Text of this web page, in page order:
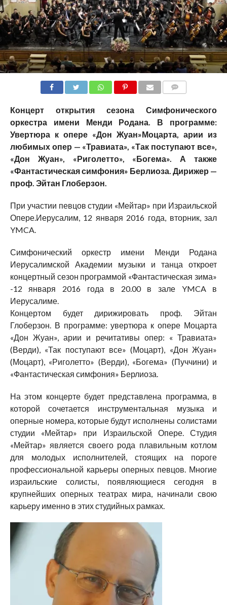
Концерт открытия сезона Симфонического
оркестра имени Менди Родана. В программе:
Увертюра к опере «Дон Жуан»Моцарта, арии из
любимых опер — «Травиата», «Так поступают все»,
«Дон Жуан», «Риголетто», «Богема». А также
«Фантастическая симфония» Берлиоза. Дирижер —
проф. Эйтан Глоберзон.
При участии певцов студии «Мейтар» при Израильской
Опере.Иерусалим, 12 января 2016 года, вторник, зал
YMCA.
Симфонический оркестр имени Менди Родана
Иерусалимской Академии музыки и танца откроет
концертный сезон программой «Фантастическая зима»
-12 января 2016 года в 20.00 в зале YMCA в
Иерусалиме.
Концертом будет дирижировать проф. Эйтан
Глоберзон. В программе: увертюра к опере Моцарта
«Дон Жуан», арии и речитативы опер: « Травиата»
(Верди), «Так поступают все» (Моцарт), «Дон Жуан»
(Моцарт), «Риголетто» (Верди), «Богема» (Пуччини) и
«Фантастическая симфония» Берлиоза.
На этом концерте будет представлена программа, в
которой сочетается инструментальная музыка и
оперные номера, которые будут исполнены солистами
студии «Мейтар» при Израильской Опере. Студия
«Мейтар» является своего рода плавильным котлом
для молодых исполнителей, стоящих на пороге
профессиональной карьеры оперных певцов. Многие
израильские солисты, появляющиеся сегодня в
крупнейших оперных театрах мира, начинали свою
карьеру именно в этих студийных рамках.